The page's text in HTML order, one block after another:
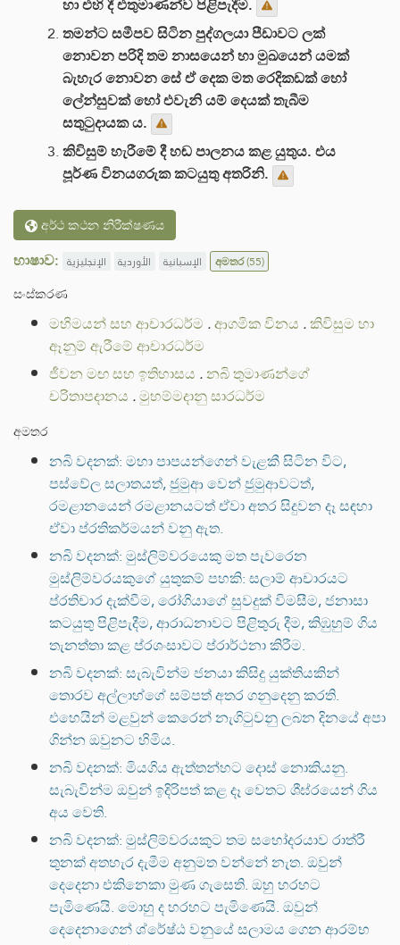
තමන්ට සමීපව සිටින පුද්ගලයා පීඩාවට ලක්
නොවන පරිදි තම නාසයෙන් හා මුඛයෙන් යමක්
බැහැර නොවන සේ ඒ දෙක මත රෙදිකඩක් හෝ
ලේන්සුවක් හෝ එවැනි යම් දෙයක් තැබීම
සතුටුදායක ය.
කිවිසුම් හැරීමේ දී හඬ පාලනය කළ යුතුය. එය
පූර්ණ විනයගරුක කටයුතු අතරිනි.
අර්ථ කථන නිරීක්ෂණය
භාෂාව: الإنجليزية الأوردية الإسبانية අමතර(55)
සංස්කරණ
මහිමයන් සහ ආචාරධර්ම .ආගමික විනය .කිවිසුම හා
ඈනුම් ඇරීමේ ආචාරධර්ම
ජීවන මඟ සහ ඉතිහාසය .නබි තුමාණන්ගේ
චරිතාපදානය .මුහම්මදානු සාරධර්ම
අමතර
නබි වදනක්: මහා පාපයන්ගෙන් වැළකී සිටින විට,
පස්වේල සලාතයත්, ජුමුආ වෙන් ජුමුආවටත්,
රමළානයෙන් රමළානයටත් ඒවා අතර සිදුවන දෑ සඳහා
ඒවා ප්රතිකර්මයන් වනු ඇත.
නබි වදනක්: මුස්ලිම්වරයෙකු මත පැවරෙන
මුස්ලිම්වරයකුගේ යුතුකම් පහකි: සලාම් ආචාරයට
ප්රතිචාර දැක්වීම, රෝගියාගේ සුවදුක් විමසීම, ජනාසා
කටයුතු පිළිපැදීම, ආරාධනාවට පිළිතුරු දීම, කිඹුහුම් ගිය
තැනත්තා කළ ප්රශංසාවට ප්රාර්ථනා කිරීම.
නබි වදනක්: සැබැවින්ම ජනයා කිසිදු යුක්තියකින්
තොරව අල්ලාහ්ගේ සම්පත් අතර ගනුදෙනු කරති.
එහෙයින් මළවුන් කෙරෙන් නැගිටුවනු ලබන දිනයේ අපා
ගින්න ඔවුනට හිමිය.
නබි වදනක්: මියගිය ඇත්තන්හට දොස් නොකියනු.
සැබැවින්ම ඔවුන් ඉදිරිපත් කළ දෑ වෙතට ශීඝ්රයෙන් ගිය
අය වෙති.
නබි වදනක්: මුස්ලිම්වරයකුට තම සහෝදරයාව රාත්රී
තුනක් අතහැර දැමීම අනුමත වන්නේ නැත. ඔවුන්
දෙදෙනා එකිනෙකා මුණ ගැසෙති. ඔහු හරහට
පැමිණෙයි. මොහු ද හරහට පැමිණෙයි. ඔවුන්
දෙදෙනාගෙන් ශ්රේෂ්ඨ වනුයේ සලාමය ගෙන ආරම්භ